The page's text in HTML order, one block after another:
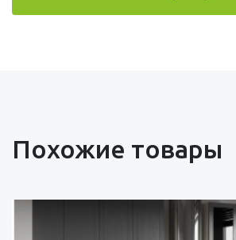
Похожие товары